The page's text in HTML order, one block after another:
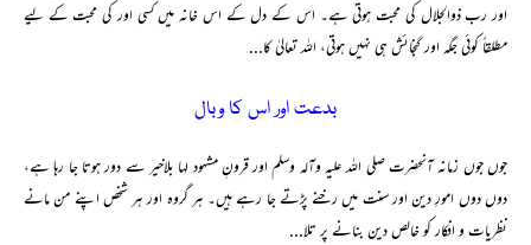
اور رب ذوالجلال کی محبت ہوتی ہے۔ اس کے دل کے اس خانہ میں کسی اور کی محبت کے لیے
مطلقاً کوئی جگہ اور گنجائش ہی نہیں ہوتی، اللہ تعالیٰ کا...
بدعت اور اس کا وبال
جوں جوں زمانہ آنحضرت صلی اللہ علیہ وآلہ وسلم اور قرونِ مشہود لہا بلاخیر سے دور ہوتا جا رہا ہے،
دوں دوں امورِ دین اور سنت میں رخنے پڑتے جا رہے ہیں۔ ہر گروہ اور ہر شخص اپنے من مانے
نظریات و افکار کو خالص دین بنانے پر تلا...